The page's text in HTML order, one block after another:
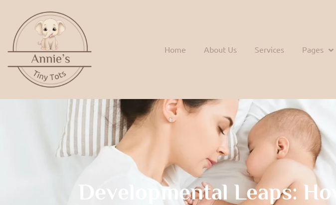
Home About Us Services Pages
Developmental Leaps: